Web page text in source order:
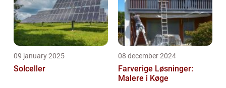
09 january 2025
Solceller
08 december 2024
Farverige Løsninger:
Malere i Køge